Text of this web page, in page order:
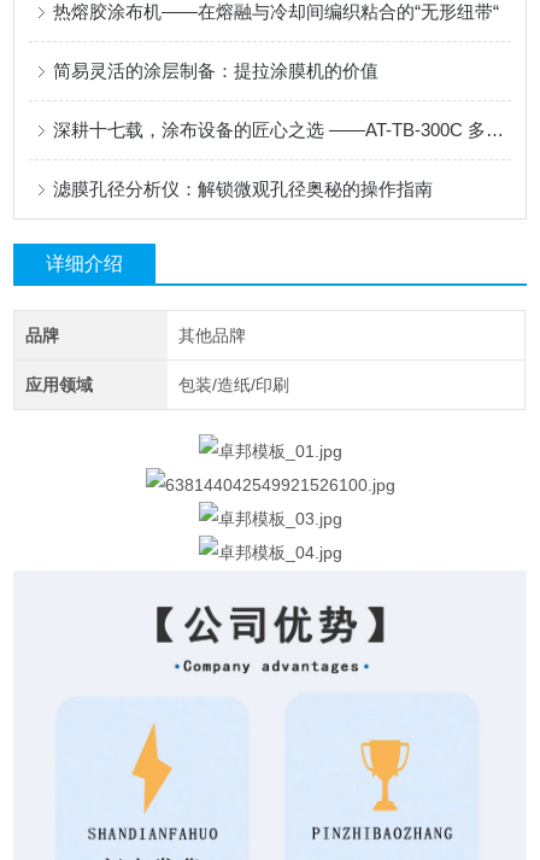
热熔胶涂布机——在熔融与冷却间编织粘合的“无形纽带“
简易灵活的涂层制备：提拉涂膜机的价值
深耕十七载，涂布设备的匠心之选 ——AT-TB-300C 多功能涂布试验机
滤膜孔径分析仪：解锁微观孔径奥秘的操作指南
详细介绍
品牌 其他品牌
应用领域 包装/造纸/印刷